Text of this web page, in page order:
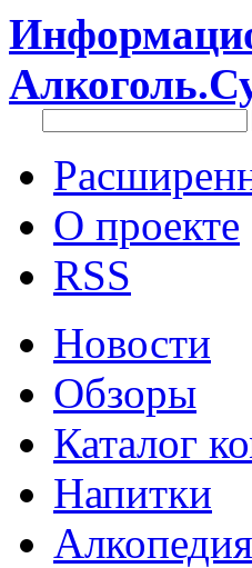
О проекте
RSS
Новости
Обзоры
Каталог
Напитки
Алкопедия